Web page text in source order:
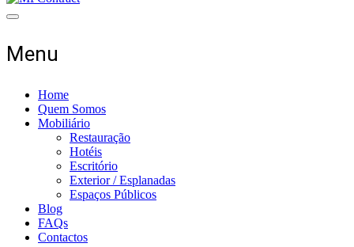
Toggle navigation
Menu
Home
Quem Somos
Mobiliário
Restauração
Hotéis
Escritório
Exterior / Esplanadas
Espaços Públicos
Blog
FAQs
Contactos